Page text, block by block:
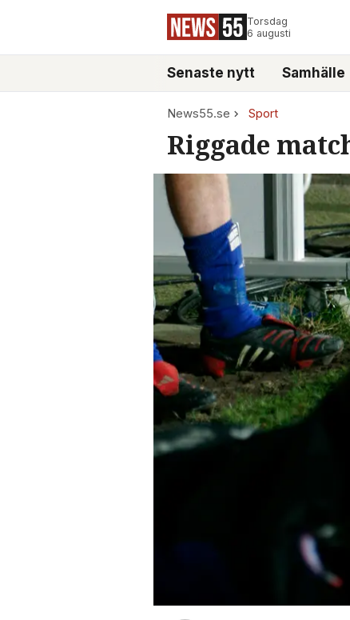
Torsdag
6 augusti
Senaste nytt Samhälle
News55.se Sport
Riggade